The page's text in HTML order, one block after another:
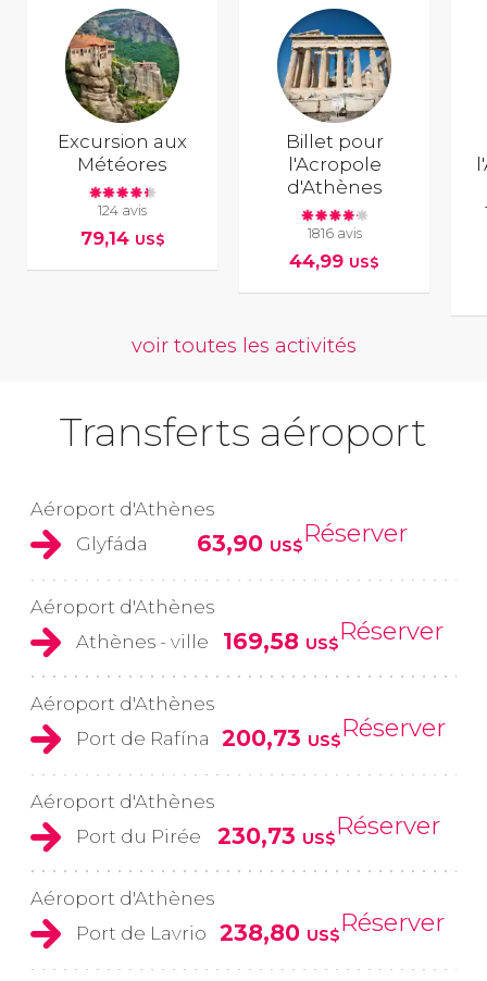
Excursion aux
Météores
124 avis
79,14 US$
Billet pour
l'Acropole
d'Athènes
1816 avis
44,99 US$
voir toutes les activités
Transferts aéroport
Aéroport d'Athènes
Glyfáda
63,90 US$Réserver
Aéroport d'Athènes
Athènes - ville
169,58 US$Réserver
Aéroport d'Athènes
Port de Rafína
200,73 US$Réserver
Aéroport d'Athènes
Port du Pirée
230,73 US$Réserver
Aéroport d'Athènes
Port de Lavrio
238,80 US$Réserver